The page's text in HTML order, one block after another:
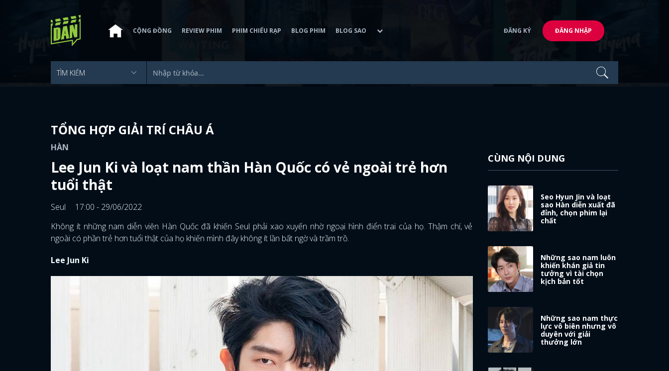
CỘNG ĐỒNG REVIEW PHIM PHIM CHIẾU RẠP BLOG PHIM BLOG SAO ĐĂNG KÝ ĐĂNG NHẬP
TỔNG HỢP GIẢI TRÍ CHÂU Á
HÀN
Lee Jun Ki và loạt nam thần Hàn Quốc có vẻ ngoài trẻ hơn
tuổi thật
Seul
17:00 - 29/06/2022
Không ít những nam diễn viên Hàn Quốc đã khiến Seul phải xao xuyến nhờ ngoại hình điển trai của họ. Thậm chí, vẻ
ngoài có phần trẻ hơn tuổi thật của họ khiến mình đây không ít lần bất ngờ và trầm trồ.
Lee Jun Ki
CÙNG NỘI DUNG
Seo Hyun Jin và loạt
sao Hàn diễn xuất đã
đỉnh, chọn phim lại
chất
Những sao nam luôn
khiến khán giả tin
tưởng vì tài chọn
kịch bản tốt
Những sao nam thực
lực vô biên nhưng vô
duyên với giải
thưởng lớn